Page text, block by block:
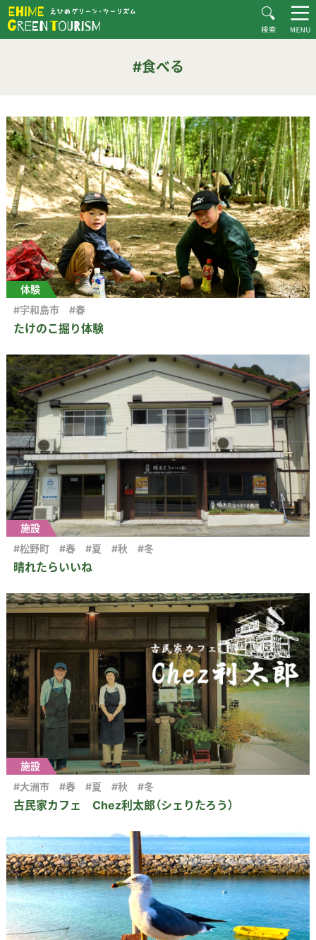
体験・施設紹介
逸品紹介
体験談
ダウンロード
ムービー
愛媛県グリーン・ツーリズム推進協議会について
お問い合わせ サイトマップ
プライバシーポリシー
#食べる
体験
たけのこ掘り体験
#宇和島市 #春
施設
晴れたらいいね
#松野町 #春 #夏 #秋 #冬
施設
古民家カフェ Chez利太郎（シェりたろう）
#大洲市 #春 #夏 #秋 #冬